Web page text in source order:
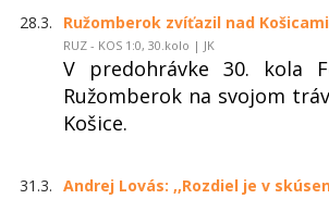
28.3. Ružomberok zvíťazil nad Košicami
RUZ - KOS 1:0, 30.kolo | JK
V predohrávke 30. kola
Ružomberok na svojom
Košice.
31.3. Andrej Lovás: ,,Rozdiel je v